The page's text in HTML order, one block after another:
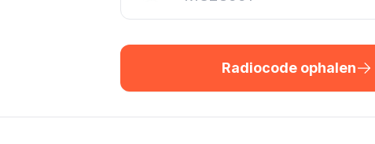
Radiocode ophalen